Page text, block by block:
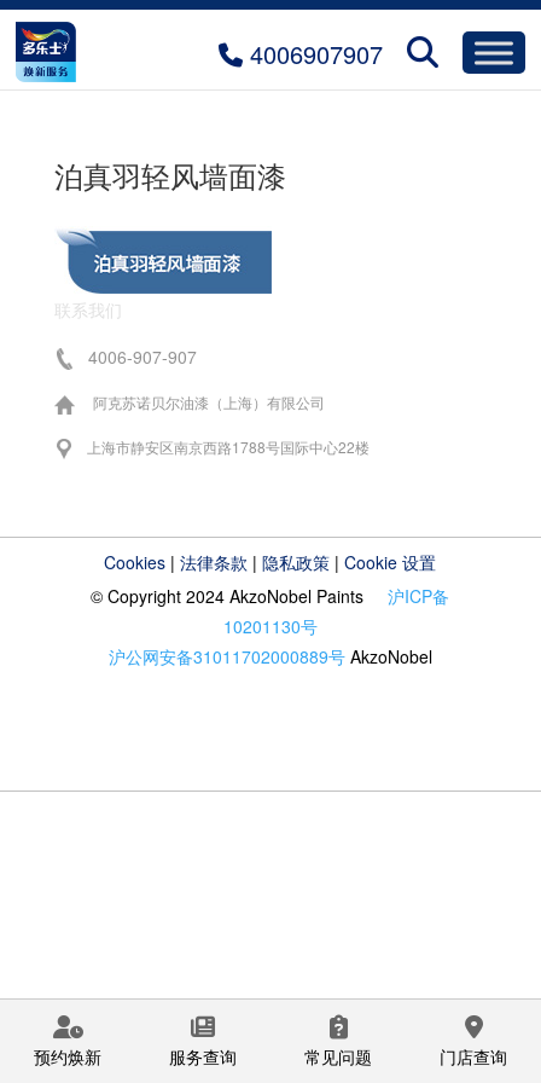
4006907907
泊真羽轻风墙面漆
联系我们
4006-907-907
阿克苏诺贝尔油漆（上海）有限公司
上海市静安区南京西路1788号国际中心22楼
Cookies |法律条款 |隐私政策 |Cookie 设置
© Copyright 2024 AkzoNobel Paints沪ICP备
10201130号
沪公网安备31011702000889号 AkzoNobel
预约焕新 服务查询 常见问题 门店查询